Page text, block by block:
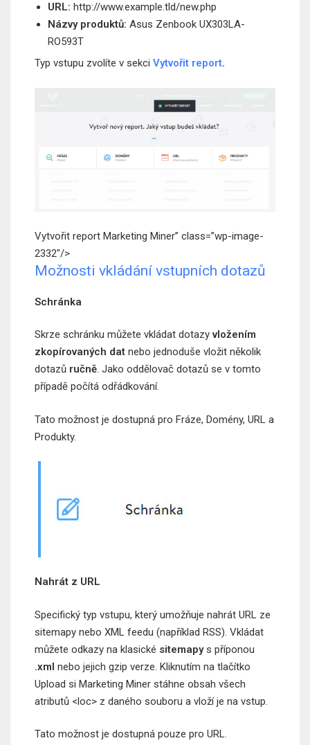
URL: http://www.example.tld/new.php
Názvy produktů: Asus Zenbook UX303LA-
RO593T
Typ vstupu zvolíte v sekci Vytvořit report.
Vytvořit report Marketing Miner” class=”wp-image-
2332″/>
Možnosti vkládání vstupních dotazů
Schránka
Skrze schránku můžete vkládat dotazy vložením
zkopírovaných dat nebo jednoduše vložit několik
dotazů ručně. Jako oddělovač dotazů se v tomto
případě počítá odřádkování.
Tato možnost je dostupná pro Fráze, Domény, URL a
Produkty.
Nahrát z URL
Specifický typ vstupu, který umožňuje nahrát URL ze
sitemapy nebo XML feedu (například RSS). Vkládat
můžete odkazy na klasické sitemapys příponou
.xml nebo jejich gzip verze. Kliknutím na tlačítko
Upload si Marketing Miner stáhne obsah všech
atributů <loc> z daného souboru a vloží je na vstup.
Tato možnost je dostupná pouze pro URL.